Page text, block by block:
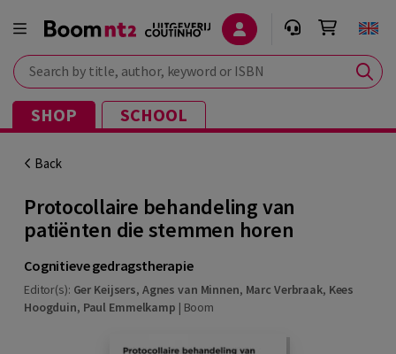
Search by title, author, keyword or ISBN
SHOP SCHOOL
Back
Protocollaire behandeling van
patiënten die stemmen horen
Cognitieve gedragstherapie
Editor(s): Ger Keijsers, Agnes van Minnen, Marc Verbraak, Kees
Hoogduin, Paul Emmelkamp | Boom